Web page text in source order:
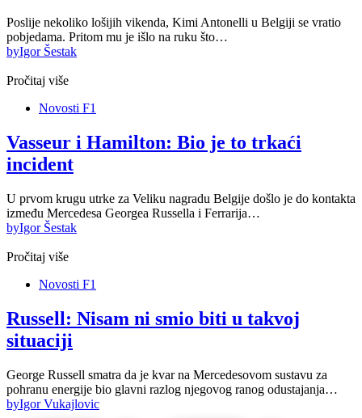
Poslije nekoliko lošijih vikenda, Kimi Antonelli u Belgiji se vratio
pobjedama. Pritom mu je išlo na ruku što…
byIgor Šestak
Pročitaj više
Novosti F1
Vasseur i Hamilton: Bio je to trkaći
incident
U prvom krugu utrke za Veliku nagradu Belgije došlo je do kontakta
između Mercedesa Georgea Russella i Ferrarija…
byIgor Šestak
Pročitaj više
Novosti F1
Russell: Nisam ni smio biti u takvoj
situaciji
George Russell smatra da je kvar na Mercedesovom sustavu za
pohranu energije bio glavni razlog njegovog ranog odustajanja…
byIgor Vukajlovic